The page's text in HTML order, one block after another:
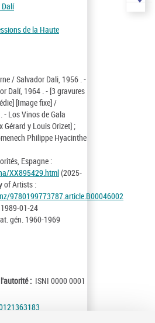
de la Haute
/ Salvador Dali, 1956 . -
Dalí, 1964 . - [3 gravures
[Image fixe] /
- Los Vinos de Gala
Gérard y Louis Orizet] ;
Philippe Hyacinthe
Espagne :
XX895429.html(2025-
of Artists :
9780199773787.article.B00046002
01-24
gén. 1960-1969
: ISNI 0000 0001